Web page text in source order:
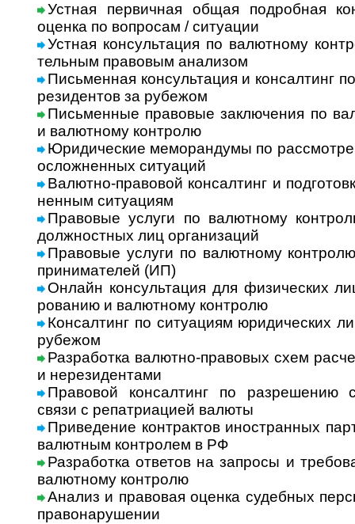
Устная первичная общая подробная
оценка по воп­ро­сам / ситу­ации
Устная консультация по валютному
тель­ным пра­во­вым ана­лизом
Письменная консультация и консалтинг
рези­ден­тов за рубежом
Письменные правовые заключения по
и валют­ному конт­ролю
Юридические меморандумы по
ослож­нен­ных ситу­аций
Валютно-правовой консалтинг и
нен­ным ситу­ациям
Правовые услуги по валютному
долж­ност­ных лиц орга­ни­заций
Правовые услуги по валютному
при­ни­ма­те­лей (ИП)
Онлайн консультация для физических
ро­ва­нию и валют­ному конт­ролю
Консалтинг по ситуациям юриди­чес­ких
рубе­жом
Разработка валютно-правовых схем
и нере­зи­ден­тами
Правовой консалтинг по разрешению
связи с репат­ри­а­цией валюты
Приведение контрактов иностранных
валют­ным кон­т­ро­лем в РФ
Разработка ответов на запросы и
валют­ному конт­ролю
Анализ и право­вая оценка судеб­ных
право­на­ру­шении